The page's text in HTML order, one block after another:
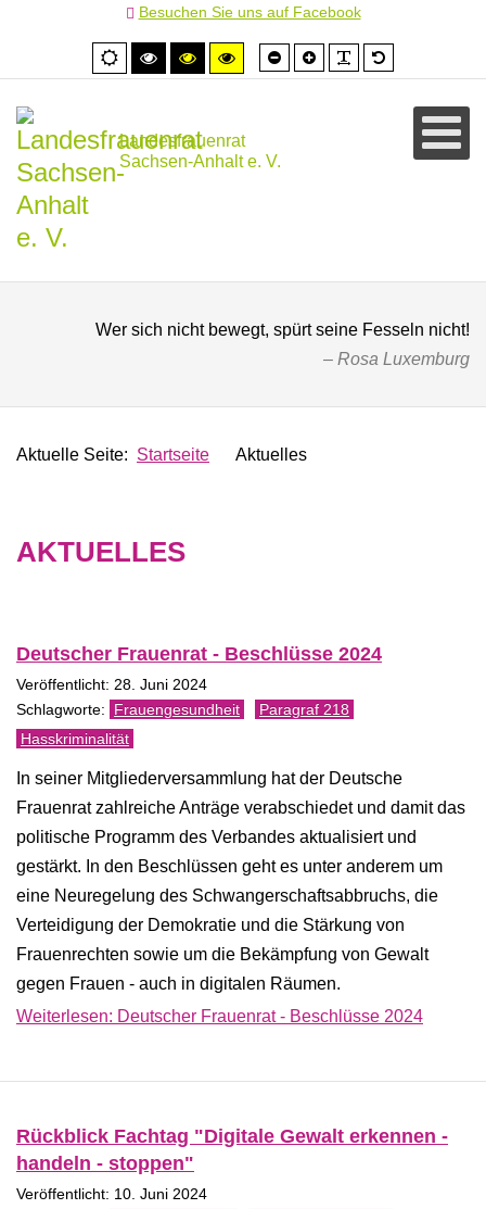
Besuchen Sie uns auf Facebook
Normale
Ansicht
Hoher
Kontrast
Hoher
Kontrast
Hoher
Kontrast
Schrift
kleiner
Schrift
größer
Landesfrauenrat
Sachsen-Anhalt e. V.
Wer sich nicht bewegt, spürt seine Fesseln nicht!
Rosa Luxemburg
Aktuelle Seite: Startseite Aktuelles
AKTUELLES
Deutscher Frauenrat - Beschlüsse 2024
Veröffentlicht: 28. Juni 2024
Frauengesundheit
Paragraf 218
Hasskriminalität
In seiner Mitgliederversammlung hat der Deutsche
Frauenrat zahlreiche Anträge verabschiedet und damit das
politische Programm des Verbandes aktualisiert und
gestärkt. In den Beschlüssen geht es unter anderem um
eine Neuregelung des Schwangerschaftsabbruchs, die
Verteidigung der Demokratie und die Stärkung von
Frauenrechten sowie um die Bekämpfung von Gewalt
gegen Frauen - auch in digitalen Räumen.
Weiterlesen: Deutscher Frauenrat - Beschlüsse 2024
Rückblick Fachtag "Digitale Gewalt erkennen -
handeln - stoppen"
Veröffentlicht: 10. Juni 2024